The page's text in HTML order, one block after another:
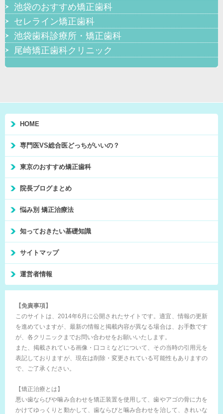
池袋のおすすめ矯正歯科
セレライン矯正歯科
池袋歯科診療所・矯正歯科
尾崎矯正歯科クリニック
HOME
専門医VS総合医どっちがいいの？
東京のおすすめ矯正歯科
院長ブログまとめ
悩み別 矯正治療法
知っておきたい基礎知識
サイトマップ
運営者情報
【免責事項】
このサイトは、2014年6月に公開されたサイトです。適宜、情報の更新
を進めていますが、最新の情報と掲載内容が異なる場合は、お手数です
が、各クリニックまでお問い合わせをお願いいたします。
また、掲載されている画像・口コミなどについて、その当時の引用元を
表記しておりますが、現在は削除・変更されている可能性もありますの
で、ご了承ください。
【矯正治療とは】
悪い歯ならびや噛み合わせを矯正装置を使用して、歯やアゴの骨に力を
かけてゆっくりと動かして、歯ならびと噛み合わせを治して、きれいな